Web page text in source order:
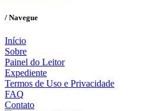
/ Navegue
Início
Sobre
Painel do Leitor
Expediente
Termos de Uso e Privacidade
FAQ
Contato